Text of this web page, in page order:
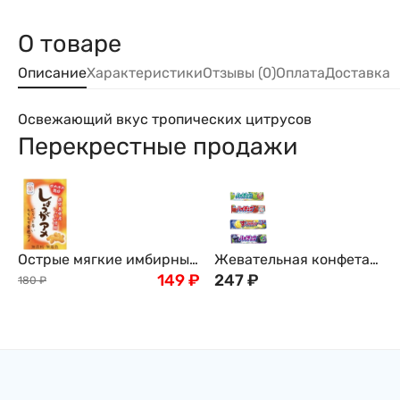
О товаре
ОписаниеХарактеристикиОтзывы (0)ОплатаДоставка
Освежающий вкус тропических цитрусов
Перекрестные продажи
Острые мягкие имбирные
конфеты из префектуры
180 ₽ 149₽
Жевательная конфета
"Hi-Chew" Morinaga, 55,2г,
247₽